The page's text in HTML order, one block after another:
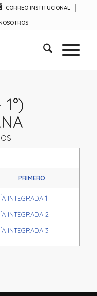
CORREO INSTITUCIONAL
PRIMERO
INTEGRADA 1
INTEGRADA 2
INTEGRADA 3